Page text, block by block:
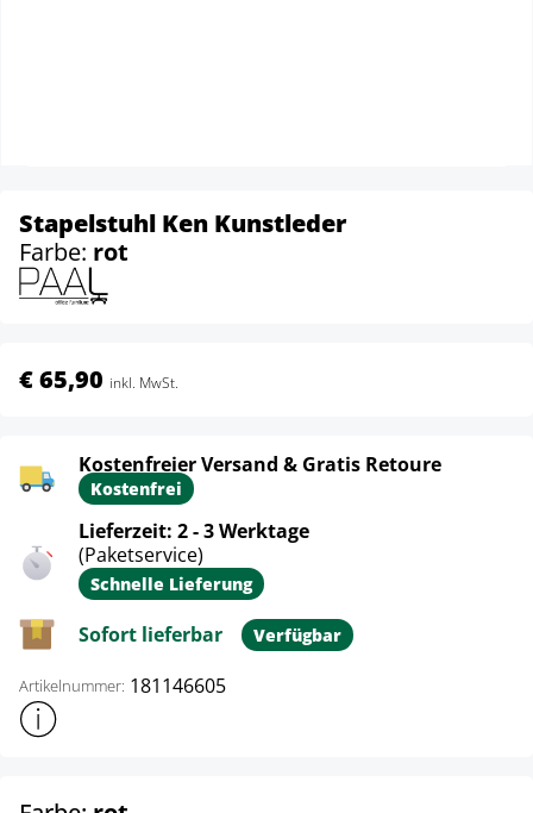
Stapelstuhl Ken Kunstleder
Farbe: rot
€ 65,90 inkl. MwSt.
Kostenfreier Versand & Gratis Retoure
Kostenfrei
Lieferzeit: 2 - 3 Werktage
(Paketservice)
Schnelle Lieferung
Sofort lieferbar Verfügbar
Artikelnummer: 181146605
Weitere Produktinformationen anzeigen